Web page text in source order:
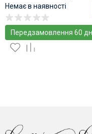
Немає в наявності
Передзамовлення 60